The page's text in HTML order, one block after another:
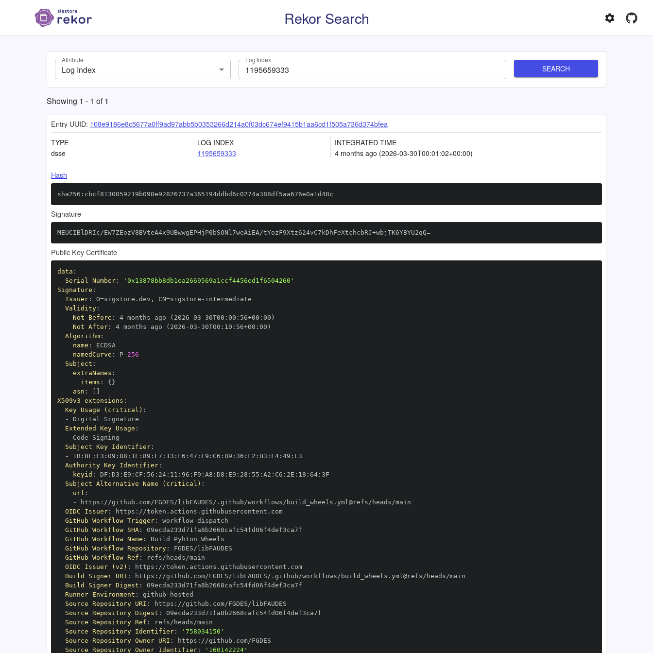
Rekor Search
Attribute
Log Index
Log Index
SEARCH
Showing 1 - 1 of1
Entry UUID: 108e9186e8c5677a0ff9ad97abb5b0353266d214a0f03dc674ef9415b1aa6cd1f505a736d374bfea
TYPE
dsse
LOG INDEX
1195659333
INTEGRATED TIME
4 months ago (2026-03-30T00:01:02+00:00)
Hash
sha256:cbcf8130059219b090e92826737a365194ddbd6c0274a388df5aa676e0a1d48c
Signature
MEUCIBlDRIc/EW7ZEozV8BVteA4x9UBwwgEPHjP0bSONl7weAiEA/tYozF9Xtz624vC7kDhFeXtchcbRJ+wbjTK6YBYU2qQ=
Public Key Certificate
data :
Serial Number:
'0x13878bb8db1ea2669569a1ccf4456ed1f6504260'
Signature :
Issuer: O=sigstore.dev , CN=sigstore -
Validity:
Not Before : 4 months ago (2026 -03 - 30T00 : 00 : 56+00 :
Not After: 4 months ago (2026 -03 - 30T00 : 10 : 56+00 :
Algorithm:
name :
namedCurve : P- 256
Subject :
extraNames :
items : { }
asn :
X509v3 extensions :
Key Usage (critical) :
-
Extended Key Usage :
-
Subject Key Identifier:
-
1B: BF : F3 : 09 : 88 : 1F : 89 : F7 : 13 : F6 : 47 : F9 : C6 : B9 : 36 : F2 : B3 : F4: 49 :
Authority Key Identifier:
keyid : DF : D3 : E9 : CF : 56 : 24: 11 : 96 : F9 : A8 : D8 : E9 : 28 : 55 : A2 : C6 : 2E : 18 : 64:
Subject Alternative Name (critical) :
url :
-
https :
OIDC Issuer: https :
//token.actions.githubusercontent.com
GitHub Workflow Trigger:
GitHub Workflow SHA:
GitHub Workflow Name :
GitHub Workflow Repository:
GitHub Workflow Ref :
OIDC Issuer (v2) : https :
//token.actions.githubusercontent.com
Build Signer URI : https :
Build Signer Digest :
Runner Environment : github -
Source Repository URI : https :
Source Repository Digest :
Source Repository Ref :
Source Repository Identifier:
'758034150'
Source Repository Owner URI : https :
Source Repository Owner Identifier: '160142224'